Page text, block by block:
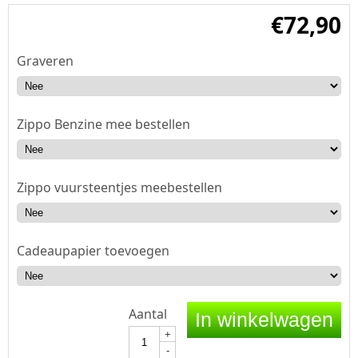
€72,90
Graveren
Zippo Benzine mee bestellen
Zippo vuursteentjes meebestellen
Cadeaupapier toevoegen
Aantal
+
-
In winkelwagen